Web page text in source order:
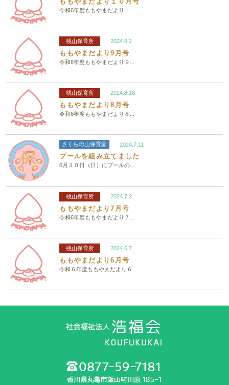
令和6年度ももやまだより１...
桃山保育所 2024.9.2
ももやまだより9月号
令和6年度ももやまだより９...
桃山保育所 2024.8.16
ももやまだより8月号
令和6年度ももやまだより８...
さくらの山保育園 2024.7.11
プールを組み立てました
6月３０日（日）にプールの...
桃山保育所 2024.7.2
ももやまだより7月号
令和6年度ももやまだより７...
桃山保育所 2024.6.7
ももやまだより6月号
令和６年度ももやまだより６...